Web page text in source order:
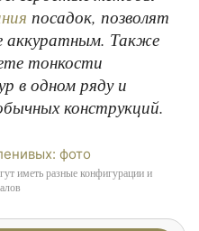
посадок, позволят
аккуратным. Также
тонкости
в одном ряду и
конструкций.
иметь разные конфигурации и